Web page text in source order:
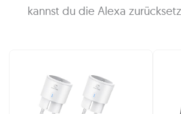
kannst du die Alexa